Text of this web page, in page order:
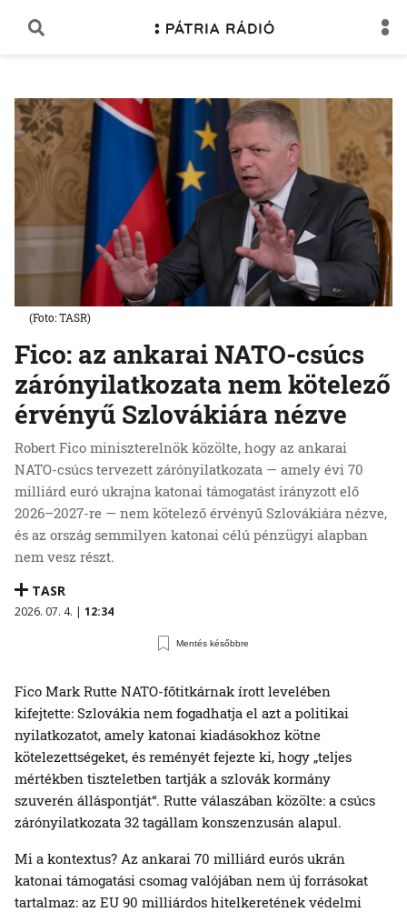
Fico: az ankarai NATO-csúcs
zárónyilatkozata nem kötelező
érvényű Szlovákiára nézve
Robert Fico miniszterelnök közölte, hogy az ankarai
NATO-csúcs tervezett zárónyilatkozata — amely évi 70
milliárd euró ukrajna katonai támogatást irányzott elő
2026–2027-re — nem kötelező érvényű Szlovákiára nézve,
és az ország semmilyen katonai célú pénzügyi alapban
nem vesz részt.
TASR
2026. 07. 4. | 12:34
Mentés későbbre
(Foto: TASR)
Fico Mark Rutte NATO-főtitkárnak írott levelében
kifejtette: Szlovákia nem fogadhatja el azt a politikai
nyilatkozatot, amely katonai kiadásokhoz kötne
kötelezettségeket, és reményét fejezte ki, hogy „teljes
mértékben tiszteletben tartják a szlovák kormány
szuverén álláspontját“. Rutte válaszában közölte: a csúcs
zárónyilatkozata 32 tagállam konszenzusán alapul.
Mi a kontextus? Az ankarai 70 milliárd eurós ukrán
katonai támogatási csomag valójában nem új forrásokat
tartalmaz: az EU 90 milliárdos hitelkeretének védelmi